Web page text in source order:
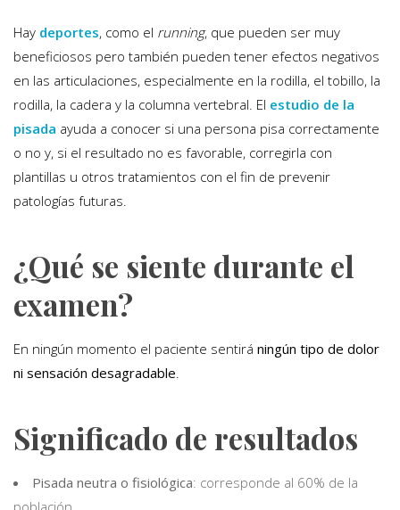
Hay deportes, como el running, que pueden ser muy
beneficiosos pero también pueden tener efectos negativos
en las articulaciones, especialmente en la rodilla, el tobillo, la
rodilla, la cadera y la columna vertebral. El estudio de la
pisada ayuda a conocer si una persona pisa correctamente
o no y, si el resultado no es favorable, corregirla con
plantillas u otros tratamientos con el fin de prevenir
patologías futuras.
¿Qué se siente durante el
examen?
En ningún momento el paciente sentirá ningún tipo de dolor
ni sensación desagradable.
Significado de resultados
Pisada neutra o fisiológica: corresponde al 60% de la